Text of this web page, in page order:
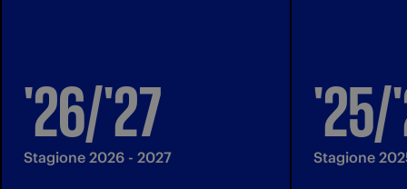
'26/'27
Stagione 2026 - 2027
'25/
Stagione